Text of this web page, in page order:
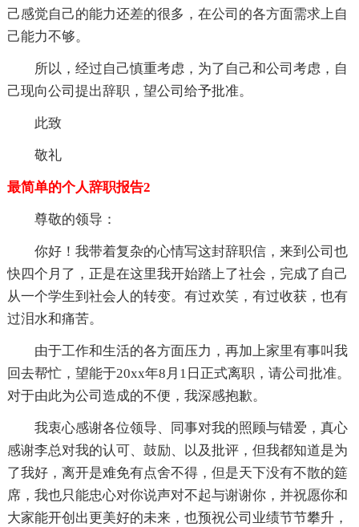
己感觉自己的能力还差的很多，在公司的各方面需求上自
己能力不够。
所以，经过自己慎重考虑，为了自己和公司考虑，自
己现向公司提出辞职，望公司给予批准。
此致
敬礼
最简单的个人辞职报告2
尊敬的领导：
你好！我带着复杂的心情写这封辞职信，来到公司也
快四个月了，正是在这里我开始踏上了社会，完成了自己
从一个学生到社会人的转变。有过欢笑，有过收获，也有
过泪水和痛苦。
由于工作和生活的各方面压力，再加上家里有事叫我
回去帮忙，望能于20xx年8月1日正式离职，请公司批准。
对于由此为公司造成的不便，我深感抱歉。
我衷心感谢各位领导、同事对我的照顾与错爱，真心
感谢李总对我的认可、鼓励、以及批评，但我都知道是为
了我好，离开是难免有点舍不得，但是天下没有不散的筵
席，我也只能忠心对你说声对不起与谢谢你，并祝愿你和
大家能开创出更美好的未来，也预祝公司业绩节节攀升，